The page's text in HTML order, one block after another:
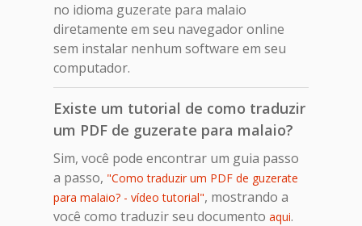
no idioma guzerate para malaio
diretamente em seu navegador online
sem instalar nenhum software em seu
computador.
Existe um tutorial de como traduzir
um PDF de guzerate para malaio?
Sim, você pode encontrar um guia passo
a passo, "Como traduzir um PDF de guzerate
para malaio? - vídeo tutorial", mostrando a
você como traduzir seu documento aqui.